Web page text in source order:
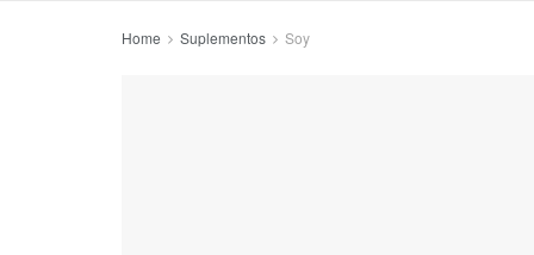
Home Suplementos Soy